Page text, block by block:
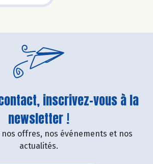
inscrivez-vous à la
newsletter !
offres, nos événements et nos
actualités.